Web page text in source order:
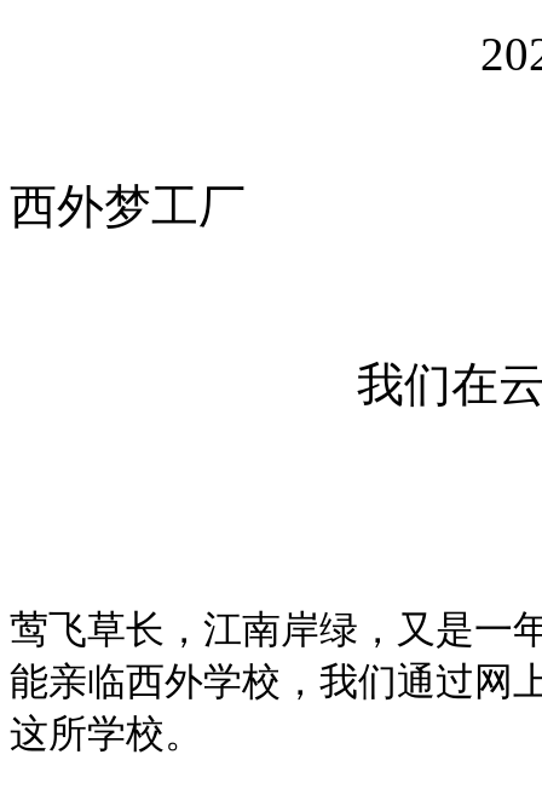
西外梦工厂
我们在
莺飞草长，江南岸绿，又是一
能亲临西外学校，我们通过网
这所学校。